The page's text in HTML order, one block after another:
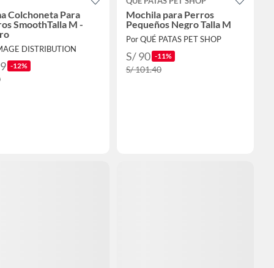
Colchoneta Para
SmoothTalla M -
DISTRIBUTION
-12%
Mochila para Perros
Pequeños Negro Talla M
Por QUÉ PATAS PET SHOP
S/ 90 -11%
S/ 101.40